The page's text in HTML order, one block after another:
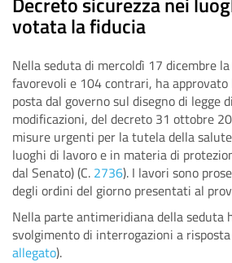
votata la fiducia
Nella seduta di mercoldì 17 dicembre
favorevoli e 104 contrari, ha
posta dal governo sul disegno di legge
modificazioni, del decreto 31 ottobre
misure urgenti per la tutela della
luoghi di lavoro e in materia di
dal Senato) (C. 2736). I lavori sono
degli ordini del giorno presentati al
Nella parte antimeridiana della seduta
svolgimento di interrogazioni a
allegato).